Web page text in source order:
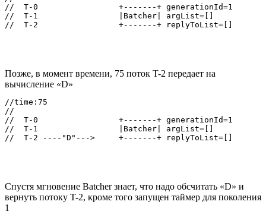
//  T-0                 +-------+ generationId=1
//  T-1                 |Batcher| argList=[]
Позже, в момент времени, 75 поток T-2 передает на
вычисление «D»
//time:75
//
//  T-0                 +-------+ generationId=1
//  T-1                 |Batcher| argList=[]
Спустя мгновение Batcher знает, что надо обсчитать «D» и
вернуть потоку T-2, кроме того запущен таймер для поколения
1